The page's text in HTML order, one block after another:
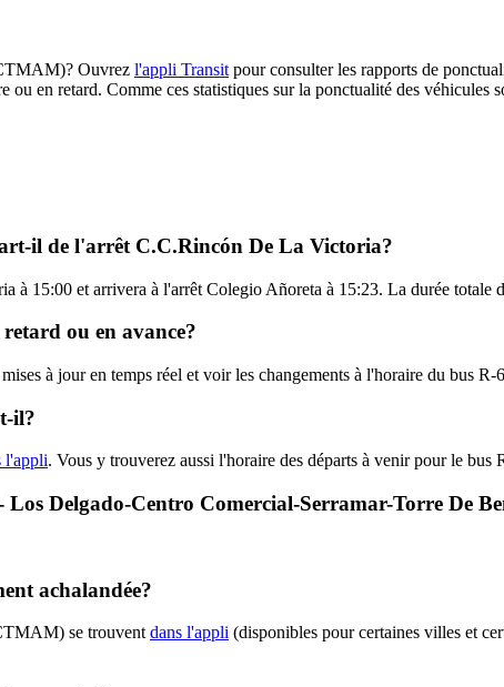
Ouvrez l'appli Transit pour consulter les rapports de
en retard. Comme ces statistiques sur la ponctualité des véhicules
il de l'arrêt C.C.Rincón De La Victoria?
à 15:00 et arrivera à l'arrêt Colegio Añoreta à 15:23. La durée
ou en avance?
à jour en temps réel et voir les changements à l'horaire du bus
il?
l'appli. Vous y trouverez aussi l'horaire des départs à venir pour le bus
Delgado-Centro Comercial-Serramar-Torre De
achalandée?
se trouvent dans l'appli (disponibles pour certaines villes et